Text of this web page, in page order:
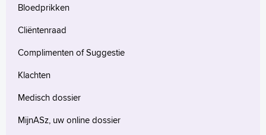
Bloedprikken
Cliëntenraad
Complimenten of Suggestie
Klachten
Medisch dossier
MijnASz, uw online dossier